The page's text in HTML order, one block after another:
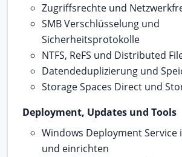
Zugriffsrechte und
SMB Verschlüsselung und
Sicherheitsprotokolle
NTFS, ReFS und Distributed
Datendeduplizierung und
Storage Spaces Direct und
Deployment, Updates und Tools
Windows Deployment Service
und einrichten